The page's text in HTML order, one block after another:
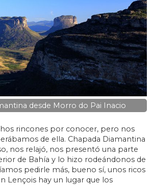
desde Morro do Pai Inacio
rincones por conocer, pero nos
de ella. Chapada Diamantina
nos relajó, nos presentó una parte
de Bahía y lo hizo rodeándonos de
pedirle más, bueno sí, unos ricos
Lençois hay un lugar que los